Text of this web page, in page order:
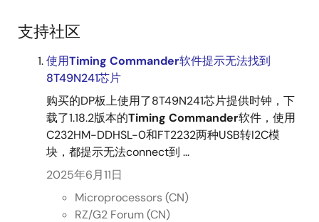
automatically makes calculations, reports status
monitors, and prepares register settings without the
need to reference a datasheet. The tool also
automatically loads the configuration settings over
USB to an IDT evaluation board for immediate
application in the circuit. Once the device has been
configured and tuned for optimal system
performance, the configuration file can be saved for
factory-level programming before shipment. For more
information about Timing Commander, visit
Commander page.
支持社区
使用Timing Commander软件提示无法找到
8T49N241芯片
购买的DP板上使用了8T49N241芯片提供时钟，下
载了1.18.2版本的Timing Commander软件，使用
C232HM-DDHSL-0和FT2232两种USB转I2C模
块，都提示无法connect到 ...
2025年6月11日
Microprocessors (CN)
RZ/G2 Forum (CN)